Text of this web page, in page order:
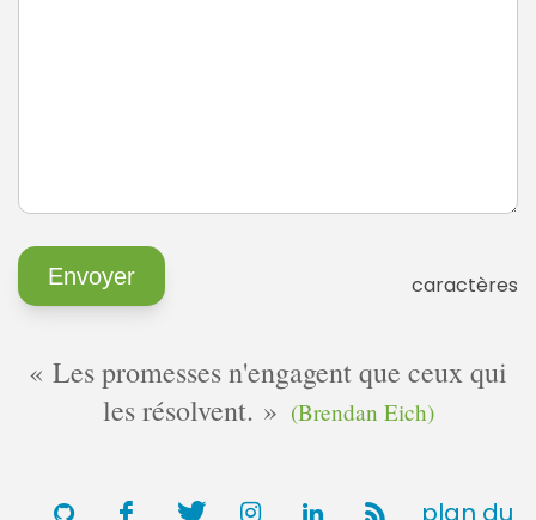
caractères
Les promesses n'engagent que ceux qui
les résolvent.
(Brendan Eich)
plan du